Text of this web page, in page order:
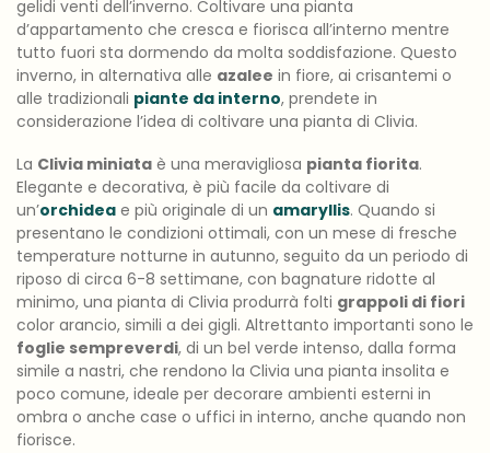
gelidi venti dell’inverno. Coltivare una pianta
d’appartamento che cresca e fiorisca all’interno mentre
tutto fuori sta dormendo da molta soddisfazione. Questo
inverno, in alternativa alle azalee in fiore, ai crisantemi o
alle tradizionali piante da interno, prendete in
considerazione l’idea di coltivare una pianta di Clivia.
La Clivia miniata è una meravigliosa pianta fiorita.
Elegante e decorativa, è più facile da coltivare di
un’orchidea e più originale di un amaryllis. Quando si
presentano le condizioni ottimali, con un mese di fresche
temperature notturne in autunno, seguito da un periodo di
riposo di circa 6-8 settimane, con bagnature ridotte al
minimo, una pianta di Clivia produrrà folti grappoli di fiori
color arancio, simili a dei gigli. Altrettanto importanti sono le
foglie sempreverdi, di un bel verde intenso, dalla forma
simile a nastri, che rendono la Clivia una pianta insolita e
poco comune, ideale per decorare ambienti esterni in
ombra o anche case o uffici in interno, anche quando non
fiorisce.